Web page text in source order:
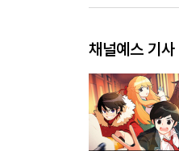
채널예스 기사